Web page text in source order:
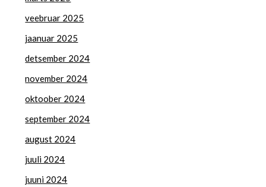
veebruar 2025
jaanuar 2025
detsember 2024
november 2024
oktoober 2024
september 2024
august 2024
juuli 2024
juuni 2024